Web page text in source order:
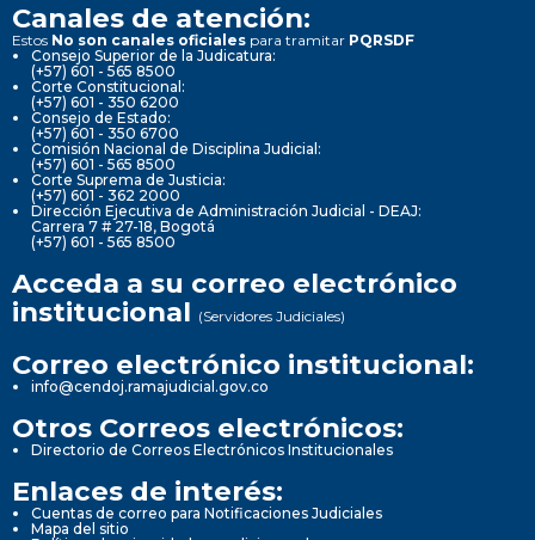
Canales de atención:
Estos No son canales oficiales para tramitar PQRSDF
Consejo Superior de la Judicatura:
(+57) 601 - 565 8500
Corte Constitucional:
(+57) 601 - 350 6200
Consejo de Estado:
(+57) 601 - 350 6700
Comisión Nacional de Disciplina Judicial:
(+57) 601 - 565 8500
Corte Suprema de Justicia:
(+57) 601 - 362 2000
Dirección Ejecutiva de Administración Judicial - DEAJ:
Carrera 7 # 27-18, Bogotá
(+57) 601 - 565 8500
Acceda a su correo electrónico
institucional (Servidores Judiciales)
Correo electrónico institucional:
info@cendoj.ramajudicial.gov.co
Otros Correos electrónicos:
Directorio de Correos Electrónicos Institucionales
Enlaces de interés:
Cuentas de correo para Notificaciones Judiciales
Mapa del sitio